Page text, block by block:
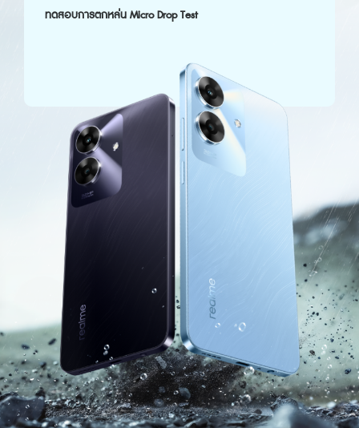
ทดสอบการตกหล่น Micro Drop Test